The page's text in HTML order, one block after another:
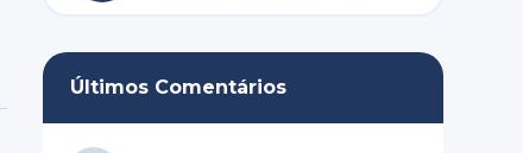
Últimos Comentários